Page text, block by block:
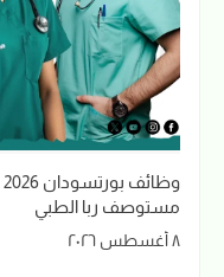
مستوصف ربا الطبي
٨ أغسطس ٢٠٢٦